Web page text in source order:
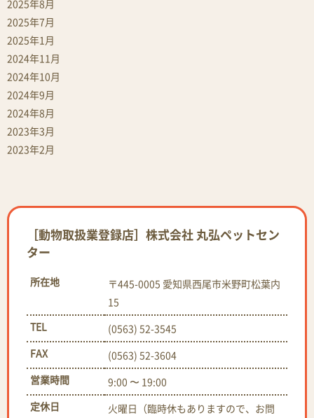
2025年8月
2025年7月
2025年1月
2024年11月
2024年10月
2024年9月
2024年8月
2023年3月
2023年2月
［動物取扱業登録店］株式会社 丸弘ペットセン
ター
所在地
〒445-0005 愛知県西尾市米野町松葉内
15
TEL
(0563) 52-3545
FAX
(0563) 52-3604
営業時間
9:00 〜 19:00
定休日
火曜日（臨時休もありますので、お問